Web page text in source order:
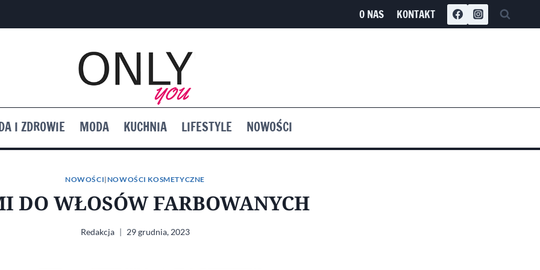
O NAS KONTAKT
I ZDROWIE MODA KUCHNIA LIFESTYLE NOWOŚCI
NOWOŚCI|NOWOŚCI KOSMETYCZNE
DO WŁOSÓW FARBOWANYCH
Redakcja 29 grudnia, 2023